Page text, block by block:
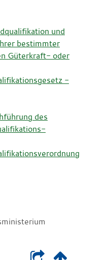
und
bestimmter
Güterkraft- oder
-
des